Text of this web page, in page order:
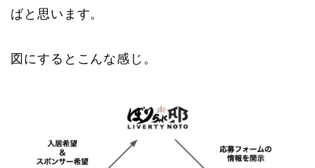
ばと思います。
図にするとこんな感じ。